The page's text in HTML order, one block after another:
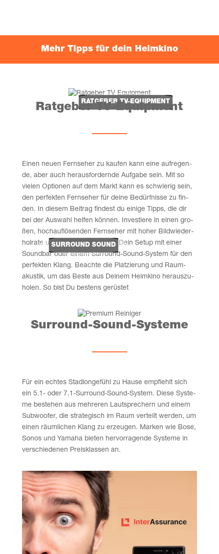
Mehr Tipps für dein Heimkino
RAT­GE­BER TV-EQUIPMENT
Rat­ge­ber TV-Equipment
Einen neu­en Fern­se­her zu kau­fen kann eine auf­re­gen­
de, aber auch her­aus­for­dern­de Auf­ga­be sein. Mit so
vie­len Optio­nen auf dem Markt kann es schwie­rig sein,
den per­fek­ten Fern­se­her für dei­ne Bedürf­nis­se zu fin­
den. In die­sem Bei­trag fin­dest du eini­ge Tipps, die dir
bei der Aus­wahl hel­fen kön­nen. Inves­tie­re in einen gro­
ßen, hoch­auf­lö­sen­den Fern­se­her mit hoher Bild­wie­der­
hol­ra­te und HDR, und ergän­ze Dein Set­up mit einer
Sound­bar oder einem Sur­round-Sound-Sys­tem für den
per­fek­ten Klang. Beach­te die Plat­zie­rung und Raum­
akus­tik, um das Bes­te aus Dei­nem Heim­ki­no her­aus­zu­
ho­len. So bist Du bes­tens gerüstet
SUR­ROUND SOUND
Sur­round-Sound-Sys­te­me
Für ein ech­tes Sta­di­on­ge­fühl zu Hau­se emp­fiehlt sich
ein 5.1- oder 7.1‑Surround-Sound-System. Die­se Sys­te­
me bestehen aus meh­re­ren Laut­spre­chern und einem
Sub­woo­fer, die stra­te­gisch im Raum ver­teilt wer­den, um
einen räum­li­chen Klang zu erzeu­gen. Mar­ken wie Bose,
Sonos und Yama­ha bie­ten her­vor­ra­gen­de Sys­te­me in
ver­schie­de­nen Preis­klas­sen an.